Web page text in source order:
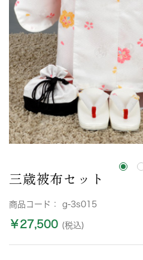
三歳被布セット
商品コード： g-3s015
￥27,500 (税込)